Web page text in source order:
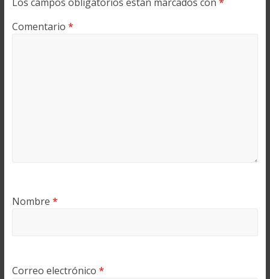
Comentario *
Nombre *
Correo electrónico *